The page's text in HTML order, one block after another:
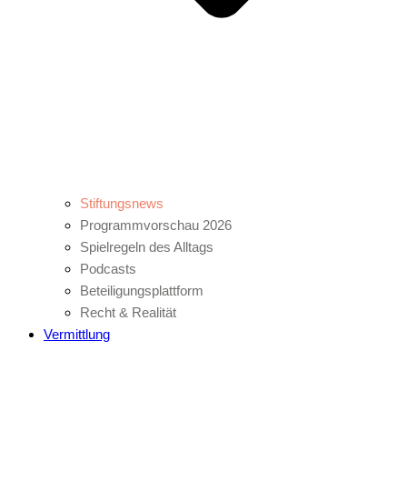
Stiftungsnews
Programmvorschau 2026
Spielregeln des Alltags
Podcasts
Beteiligungsplattform
Recht & Realität
Vermittlung